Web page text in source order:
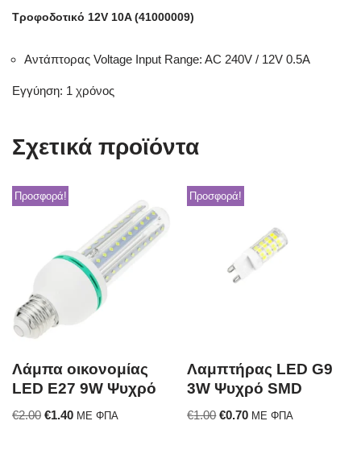
Τροφοδοτικό 12V 10A (41000009)
Αντάπτορας Voltage Input Range: AC 240V / 12V 0.5A
Εγγύηση: 1 χρόνος
Σχετικά προϊόντα
Προσφορά!
Λάμπα οικονομίας
LED E27 9W Ψυχρό
€2.00 €1.40 ΜΕ ΦΠΑ
Προσφορά!
Λαμπτήρας LED G9
3W Ψυχρό SMD
€1.00 €0.70 ΜΕ ΦΠΑ